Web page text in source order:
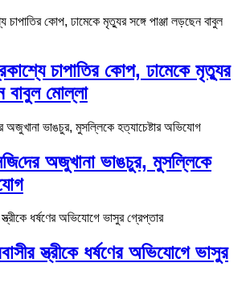
চাপাতির কোপ, ঢামেকে মৃত্যুর
বাবুল মোল্লা
অজুখানা ভাঙচুর, মুসল্লিকে
স্ত্রীকে ধর্ষণের অভিযোগে ভাসুর